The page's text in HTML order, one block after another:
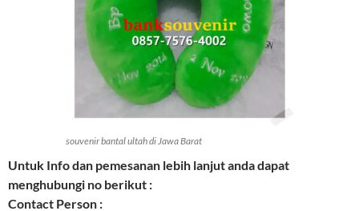
souvenir bantal ultah di Jawa Barat
Untuk Info dan pemesanan lebih lanjut anda dapat
menghubungi no berikut :
Contact Person :